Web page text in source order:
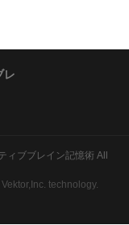
レ
ィブブレイン記憶術 All
Vektor,Inc. technology.